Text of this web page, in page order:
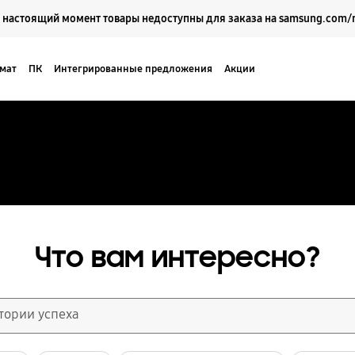
настоящий момент товары недоступны для заказа на samsung.com/
ПК Интегрированные предложения Акции
Истории успеха
Что вам интересно?
успеха